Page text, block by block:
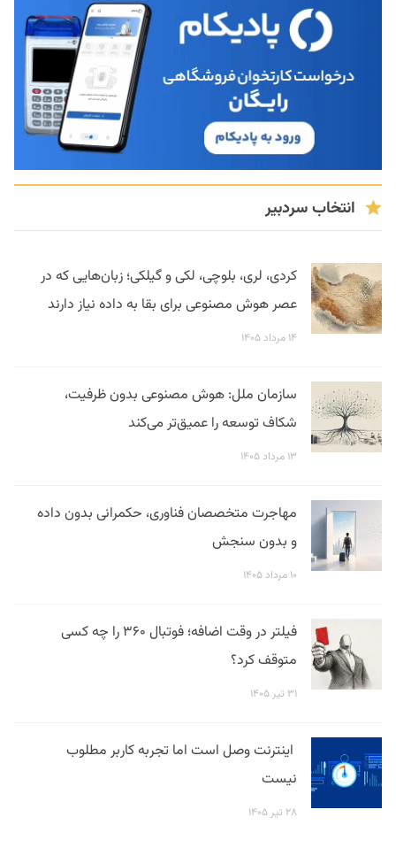
انتخاب سردبیر
کردی، لری، بلوچی، لکی و گیلکی؛ زبان‌هایی که در
عصر هوش مصنوعی برای بقا به داده نیاز دارند
۱۴ مرداد ۱۴۰۵
سازمان ملل: هوش مصنوعی بدون ظرفیت،
شکاف توسعه را عمیق‌تر می‌کند
۱۳ مرداد ۱۴۰۵
مهاجرت متخصصان فناوری، حکمرانی بدون داده
و بدون سنجش
۱۰ مرداد ۱۴۰۵
فیلتر در وقت اضافه؛ فوتبال ۳۶۰ را چه کسی
متوقف کرد؟
۳۱ تیر ۱۴۰۵
اینترنت وصل است اما تجربه کاربر مطلوب
نیست
۲۸ تیر ۱۴۰۵